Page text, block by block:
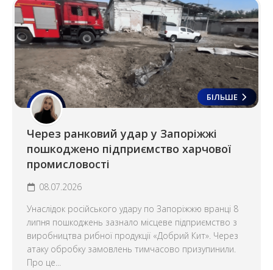
БІЛЬШЕ
Через ранковий удар у Запоріжжі
пошкоджено підприємство харчової
промисловості
08.07.2026
Унаслідок російського удару по Запоріжжю вранці 8
липня пошкоджень зазнало місцеве підприємство з
виробництва рибної продукції «Добрий Кит». Через
атаку обробку замовлень тимчасово призупинили.
Про це...